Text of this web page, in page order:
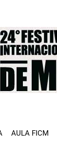
AULA FICM